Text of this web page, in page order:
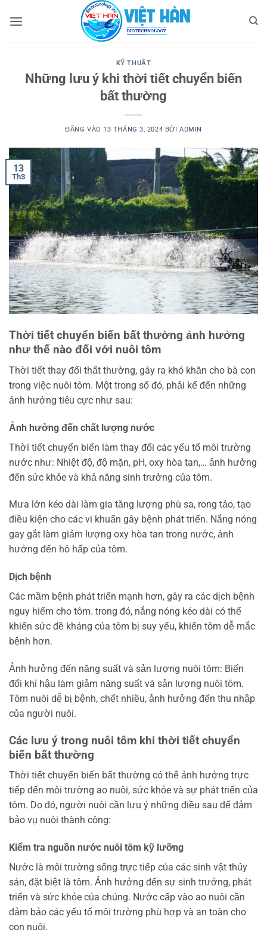
qua
KỸ THUẬT
Những lưu ý khi thời tiết chuyển biến
bất thường
ĐĂNG VÀO 13 THÁNG 3, 2024 BỞI ADMIN
13
Th3
Thời tiết chuyển biến bất thường ảnh hưởng
như thế nào đối với nuôi tôm
Thời tiết thay đổi thất thường, gây ra khó khăn cho bà con
trong việc nuôi tôm. Một trong số đó, phải kể đến những
ảnh hưởng tiêu cực như sau:
Ảnh hưởng đến chất lượng nước
Thời tiết chuyển biến làm thay đổi các yếu tố môi trường
nước như: Nhiệt độ, độ mặn, pH, oxy hòa tan,… ảnh hưởng
đến sức khỏe và khả năng sinh trưởng của tôm.
Mưa lớn kéo dài làm gia tăng lượng phù sa, rong tảo, tạo
điều kiện cho các vi khuẩn gây bệnh phát triển. Nắng nóng
gay gắt làm giảm lượng oxy hòa tan trong nước, ảnh
hưởng đến hô hấp của tôm.
Dịch bệnh
Các mầm bệnh phát triển mạnh hơn, gây ra các dịch bệnh
nguy hiểm cho tôm. trong đó, nắng nóng kéo dài có thể
khiến sức đề kháng của tôm bị suy yếu, khiến tôm dễ mắc
bệnh hơn.
Ảnh hưởng đến năng suất và sản lượng nuôi tôm: Biến
đổi khí hậu làm giảm năng suất và sản lượng nuôi tôm.
Tôm nuôi dễ bị bệnh, chết nhiều, ảnh hưởng đến thu nhập
của người nuôi.
Các lưu ý trong nuôi tôm khi thời tiết chuyển
biến bất thường
Thời tiết chuyển biến bất thường có thể ảnh hưởng trực
tiếp đến môi trường ao nuôi, sức khỏe và sự phát triển của
tôm. Do đó, người nuôi cần lưu ý những điều sau để đảm
bảo vụ nuôi thành công:
Kiểm tra nguồn nước nuôi tôm kỹ lưỡng
Nước là môi trường sống trực tiếp của các sinh vật thủy
sản, đặt biệt là tôm. Ảnh hưởng đến sự sinh trưởng, phát
triển và sức khỏe của chúng. Nước cấp vào ao nuôi cần
đảm bảo các yếu tố môi trường phù hợp và an toàn cho
con nuôi.